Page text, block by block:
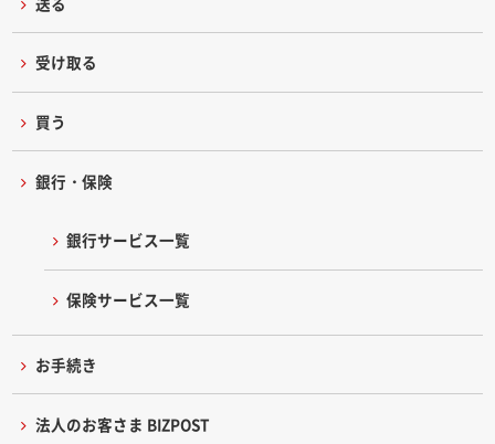
受け取る
買う
銀行・保険
銀行サービス一覧
保険サービス一覧
お手続き
法人のお客さま BIZPOST